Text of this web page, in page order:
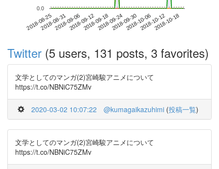
2018-08-252018-08-312018-09-062018-09-122018-09-182018-09-242018-09-302018-10-062018-10-122018-10-18
0.0
Twitter (5 users, 131 posts, 3 favorites)
文学としてのマンガ(2)宮崎駿アニメについて
https://t.co/NBNiC75ZMv
2020-03-02 10:07:22 @kumagaikazuhimi (投稿一覧)
文学としてのマンガ(2)宮崎駿アニメについて
https://t.co/NBNiC75ZMv